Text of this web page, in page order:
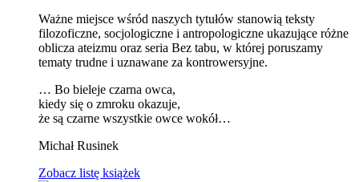
Ważne miejsce wśród naszych tytułów stanowią teksty
filozoficzne, socjologiczne i antropologiczne ukazujące różne
oblicza ateizmu oraz seria Bez tabu, w której poruszamy
tematy trudne i uznawane za kontrowersyjne.
… Bo bieleje czarna owca,
kiedy się o zmroku okazuje,
że są czarne wszystkie owce wokół…
Michał Rusinek
Zobacz listę książek